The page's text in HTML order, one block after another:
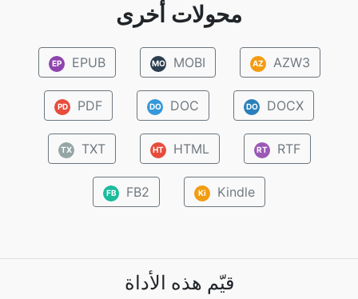
محولات أخرى
EP EPUB MO MOBI AZ AZW3
PD PDF DO DOC DO DOCX
TX TXT HT HTML RT RTF
FB FB2 Ki Kindle
قيّم هذه الأداة